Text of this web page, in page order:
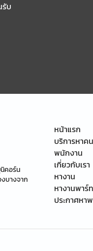
บ
นิคอร์น
บางจาก
หน้าแรก
บริการหาค
พนักงาน
เกี่ยวกับเรา
หางาน
หางานพาร์
ประกาศหา